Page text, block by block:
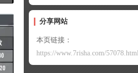
分享网站
本页链接：
https://www.7risha.com/57078.html